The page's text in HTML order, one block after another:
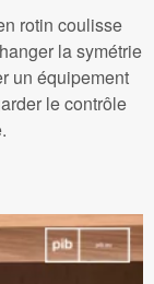
rotin coulisse
la symétrie
un équipement
le contrôle